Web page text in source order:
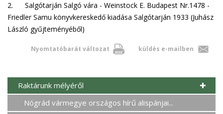
2. Salgótarján Salgó vára - Weinstock E. Budapest Nr.1478 -
Friedler Samu könyvkereskedő kiadása Salgótarján 1933 (Juhász
László gyűjteményéből)
Nyomtatóbarát változat küldés e-mailben
Raktárunk mélyéről
Nógrád vármegye országos hírű alispánjai...